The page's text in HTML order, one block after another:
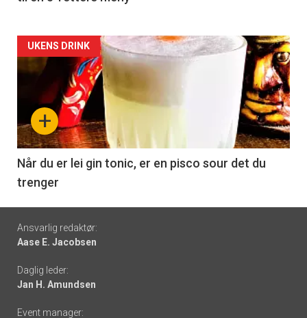
Forsiden
akkurat
nå
-
6
+
UKENS DRINK
Når du er lei gin tonic, er en pisco sour det du
trenger
Footer
-
links
Ansvarlig redaktør:
Aase E. Jacobsen
Daglig leder:
Jan H. Amundsen
Event manager: